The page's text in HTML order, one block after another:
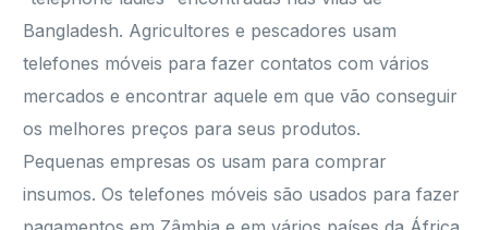
Bangladesh. Agricultores e pescadores usam
telefones móveis para fazer contatos com vários
mercados e encontrar aquele em que vão conseguir
os melhores preços para seus produtos.
Pequenas empresas os usam para comprar
insumos. Os telefones móveis são usados para fazer